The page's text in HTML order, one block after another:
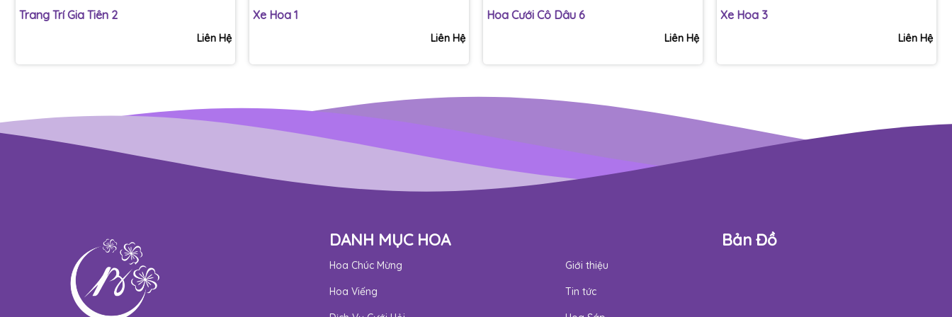
Trang Trí Gia Tiên 2
Liên Hệ
Xe Hoa 1
Liên Hệ
Hoa Cưới Cô Dâu 6
Liên Hệ
Xe Hoa 3
Liên Hệ
DANH MỤC HOA
Hoa Chúc Mừng
Hoa Viếng
Giới thiệu
Tin tức
Bản Đồ